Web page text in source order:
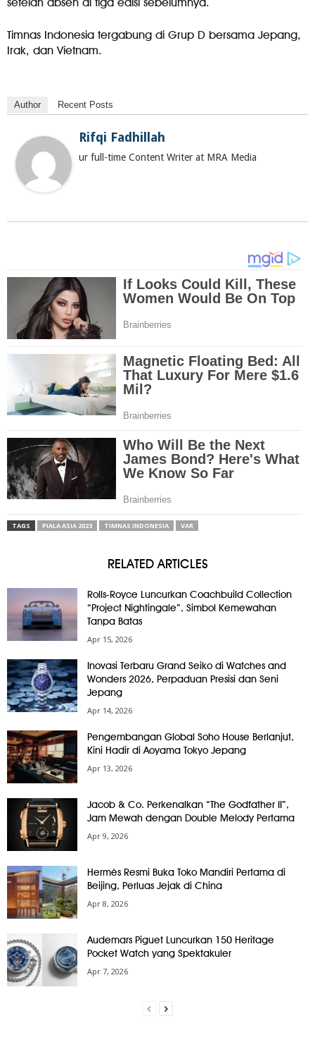
Timnas Indonesia tergabung di Grup D bersama Jepang,
Irak, dan Vietnam.
Author Recent Posts
Rifqi Fadhillah
ur full-time Content Writer at MRA Media
TAGS PIALA ASIA 2023 TIMNAS INDONESIA VAR
RELATED ARTICLES
Rolls-Royce Luncurkan Coachbuild Collection
“Project Nightingale”, Simbol Kemewahan
Tanpa Batas
Apr 15, 2026
Inovasi Terbaru Grand Seiko di Watches and
Wonders 2026, Perpaduan Presisi dan Seni
Jepang
Apr 14, 2026
Pengembangan Global Soho House Berlanjut,
Kini Hadir di Aoyama Tokyo Jepang
Apr 13, 2026
Jacob & Co. Perkenalkan “The Godfather II”,
Jam Mewah dengan Double Melody Pertama
Apr 9, 2026
Hermès Resmi Buka Toko Mandiri Pertama di
Beijing, Perluas Jejak di China
Apr 8, 2026
Audemars Piguet Luncurkan 150 Heritage
Pocket Watch yang Spektakuler
Apr 7, 2026